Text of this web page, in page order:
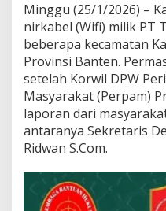
Minggu (25/1/2026) –
nirkabel (Wifi) milik PT
beberapa kecamatan
Provinsi Banten.
setelah Korwil DPW
Masyarakat (Perpam)
laporan dari
antaranya Sekretaris
Ridwan S.Com.